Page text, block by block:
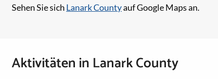
Sehen Sie sich Lanark Countyauf Google Maps an.
Aktivitäten in Lanark County